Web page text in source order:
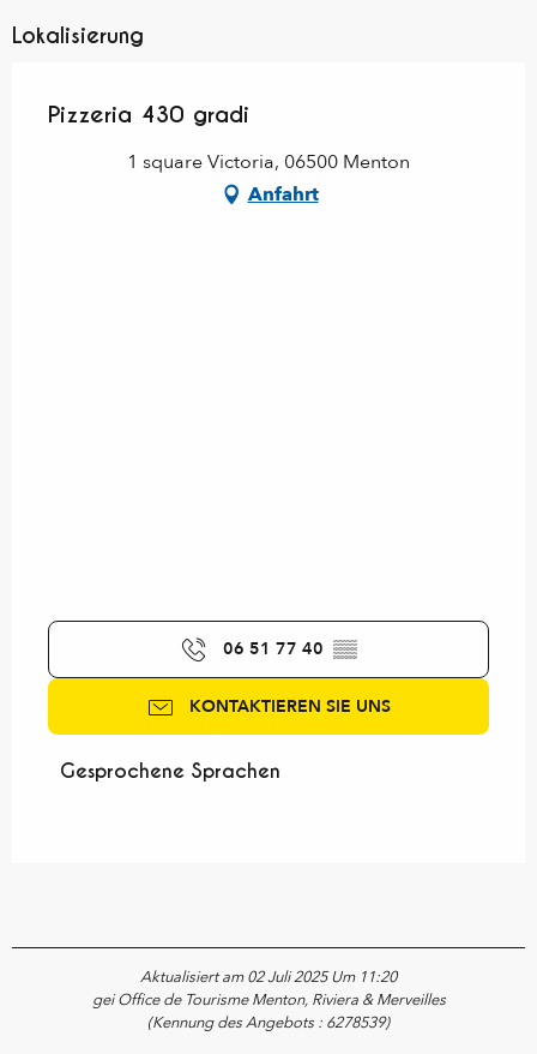
Lokalisierung
Pizzeria 430 gradi
1 square Victoria, 06500 Menton
Anfahrt
06 51 77 40 ▒▒
KONTAKTIEREN SIE UNS
Gesprochene Sprachen
Gesprochene Sprachen
Aktualisiert am 02 Juli 2025 Um 11:20
gei Office de Tourisme Menton, Riviera & Merveilles
(Kennung des Angebots : 6278539)